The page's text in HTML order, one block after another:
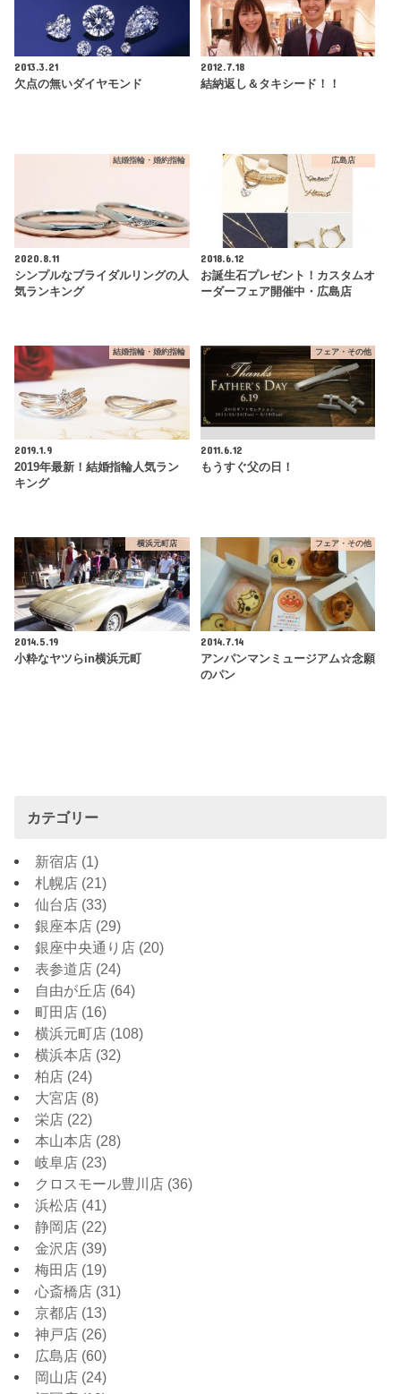
2013.3.21
欠点の無いダイヤモンド
2012.7.18
結納返し＆タキシード！！
結婚指輪・婚約指輪
2020.8.11
シンプルなブライダルリングの人
気ランキング
広島店
2018.6.12
お誕生石プレゼント！カスタムオ
ーダーフェア開催中・広島店
結婚指輪・婚約指輪
2019.1.9
2019年最新！結婚指輪人気ラン
キング
フェア・その他
2011.6.12
もうすぐ父の日！
横浜元町店
2014.5.19
小粋なヤツらin横浜元町
フェア・その他
2014.7.14
アンパンマンミュージアム☆念願
のパン
カテゴリー
新宿店 (1)
札幌店 (21)
仙台店 (33)
銀座本店 (29)
銀座中央通り店 (20)
表参道店 (24)
自由が丘店 (64)
町田店 (16)
横浜元町店 (108)
横浜本店 (32)
柏店 (24)
大宮店 (8)
栄店 (22)
本山本店 (28)
岐阜店 (23)
クロスモール豊川店 (36)
浜松店 (41)
静岡店 (22)
金沢店 (39)
梅田店 (19)
心斎橋店 (31)
京都店 (13)
神戸店 (26)
広島店 (60)
岡山店 (24)